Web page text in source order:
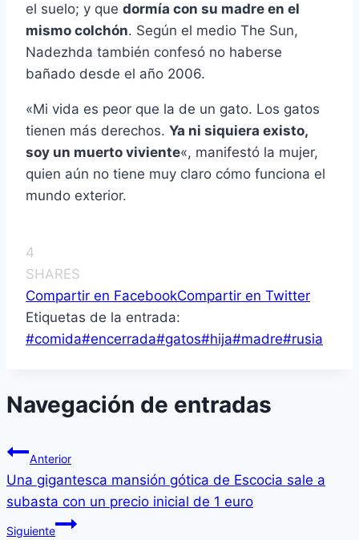
el suelo; y que dormía con su madre en el
mismo colchón. Según el medio The Sun,
Nadezhda también confesó no haberse
bañado desde el año 2006.
«Mi vida es peor que la de un gato. Los gatos
tienen más derechos. Ya ni siquiera existo,
soy un muerto viviente«, manifestó la mujer,
quien aún no tiene muy claro cómo funciona el
mundo exterior.
4
SHARES
Compartir en FacebookCompartir en Twitter
Etiquetas de la entrada:
#comida#encerrada#gatos#hija#madre#rusia
Navegación de entradas
Anterior
Una gigantesca mansión gótica de Escocia sale a
subasta con un precio inicial de 1 euro
Siguiente